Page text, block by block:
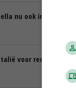
nu ook in België
voor rechter om